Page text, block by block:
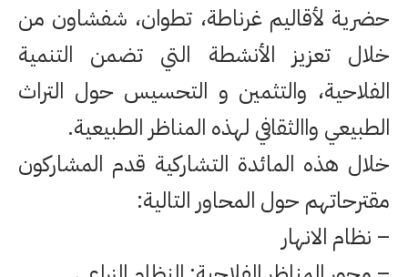
حضرية لأقاليم غرناطة، تطوان، شفشاون من
خلال تعزيز الأنشطة التي تضمن التنمية
الفلاحية، والتثمين و التحسيس حول التراث
الطبيعي واالثقافي لهذه المناظر الطبيعية.
خلال هذه المائدة التشاركية قدم المشاركون
مقترحاتهم حول المحاور التالية:
– نظام الانهار